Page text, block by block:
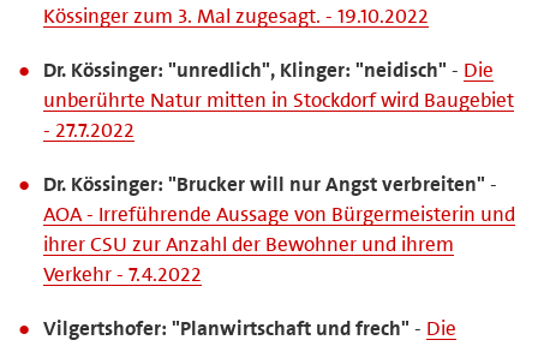
Kössinger zum 3. Mal zugesagt. - 19.10.2022
Dr. Kössinger: "unredlich", Klinger: "neidisch" - Die
unberührte Natur mitten in Stockdorf wird Baugebiet
- 27.7.2022
Dr. Kössinger: "Brucker will nur Angst verbreiten" -
AOA - Irreführende Aussage von Bürgermeisterin und
ihrer CSU zur Anzahl der Bewohner und ihrem
Verkehr - 7.4.2022
Vilgertshofer: "Planwirtschaft und frech" - Die